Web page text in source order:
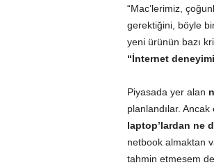
“Mac’lerimiz,
gerektiğini, böyle
yeni ürünün bazı
“İnternet
Piyasada yer alan
planlandılar.
laptop’lardan ne
netbook almaktan
tahmin etmesem